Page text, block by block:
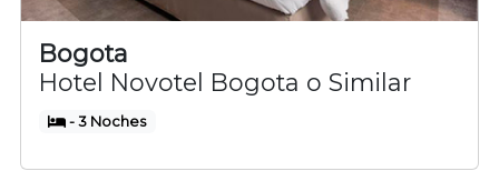
Bogota
Hotel Novotel Bogota o Similar
- 3 Noches